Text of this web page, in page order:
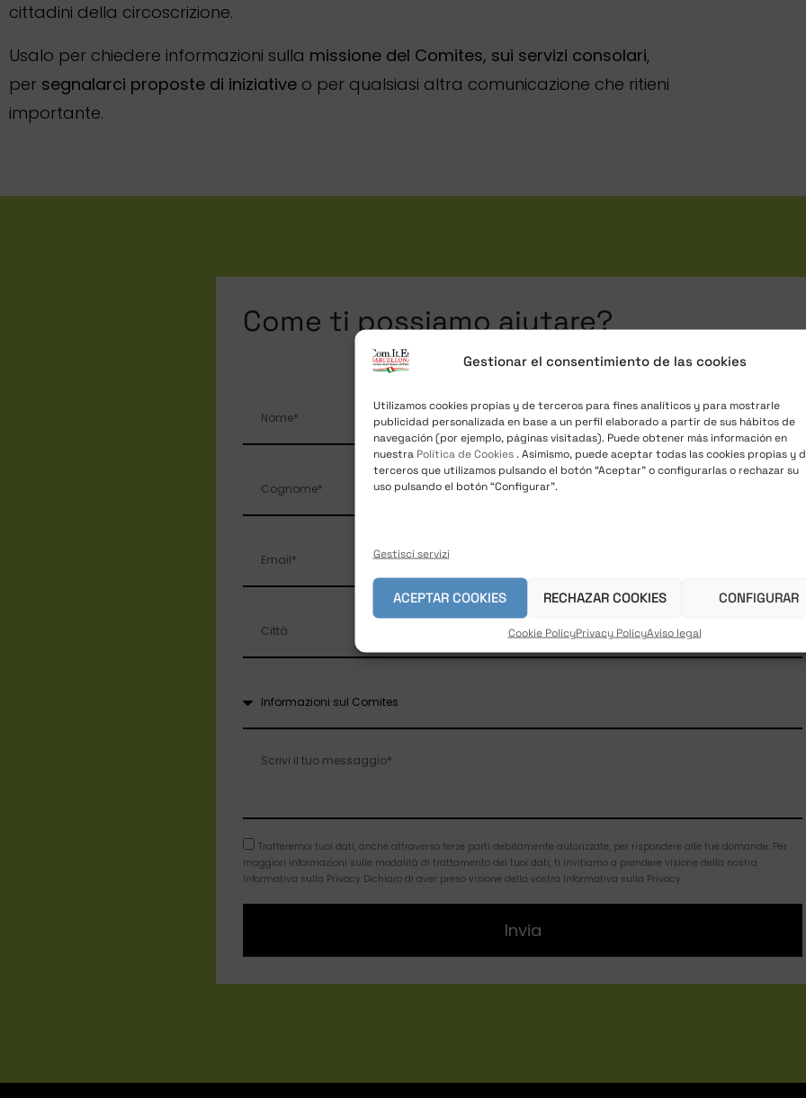
Gestionar el consentimiento de las cookies
Utilizamos cookies propias y de terceros para fines analíticos y para mostrarle
publicidad personalizada en base a un perfil elaborado a partir de sus hábitos de
navegación (por ejemplo, páginas visitadas). Puede obtener más información en
nuestra Política de Cookies. Asimismo, puede aceptar todas las cookies propias y
terceros que utilizamos pulsando el botón “Aceptar” o configurarlas o rechazar su
uso pulsando el botón “Configurar”.
Gestisci servizi
ACEPTAR COOKIES RECHAZAR COOKIES CONFIGURAR
Cookie PolicyPrivacy PolicyAviso legal
cittadini della circoscrizione.
Usalo per chiedere informazioni sulla missione del Comites, sui servizi consolari,
per segnalarci proposte di iniziative o per qualsiasi altra comunicazione che ritieni
importante.
Come ti possiamo aiutare?
Tratteremoi tuoi dati, anche attraverso terze parti debitamente autorizzate, per rispondere alle tue domande. Per
maggiori informazioni sulle modalità di trattamento dei tuoi dati, ti invitiamo a prendere visione della nostra
Informativa sulla Privacy Dichiaro di aver preso visione della vostra Informativa sulla Privacy.
Invia